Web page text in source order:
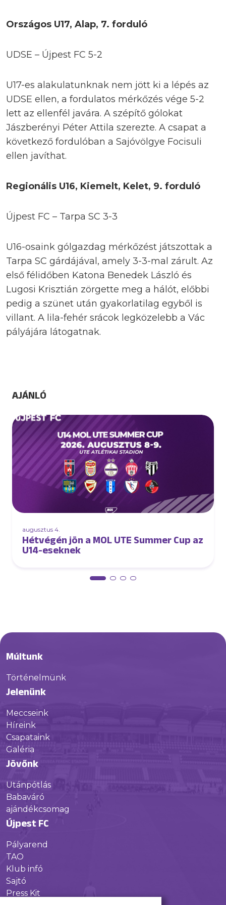
Országos U17, Alap, 7. forduló
UDSE – Újpest FC 5-2
U17-es alakulatunknak nem jött ki a lépés az
UDSE ellen, a fordulatos mérkőzés vége 5-2
lett az ellenfél javára. A szépítő gólokat
Jászberényi Péter Attila szerezte. A csapat a
következő fordulóban a Sajóvölgye Focisuli
ellen javíthat.
Regionális U16, Kiemelt, Kelet, 9. forduló
Újpest FC – Tarpa SC 3-3
U16-osaink gólgazdag mérkőzést játszottak a
Tarpa SC gárdájával, amely 3-3-mal zárult. Az
első félidőben Katona Benedek László és
Lugosi Krisztián zörgette meg a hálót, előbbi
pedig a szünet után gyakorlatilag egyből is
villant. A lila-fehér srácok legközelebb a Vác
pályájára látogatnak.
AJÁNLÓ
augusztus 4.
Hétvégén jön a MOL UTE Summer Cup az
U14-eseknek
Múltunk
Történelmünk
Jelenünk
Meccseink
Híreink
Csapataink
Galéria
Jövőnk
Utánpótlás
Babaváró
ajándékcsomag
Újpest FC
Pályarend
TAO
Klub infó
Sajtó
Press Kit